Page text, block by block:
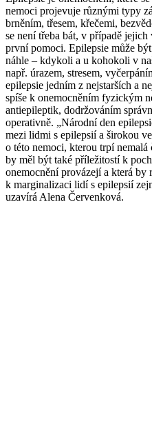
nemoci projevuje různými typy
brněním, třesem, křečemi,
se není třeba bát, v případě
první pomoci. Epilepsie může
náhle – kdykoli a u kohokoli v
např. úrazem, stresem,
epilepsie jedním z nejstarších a
spíše k onemocněním fyzickým
antiepileptik, dodržováním
operativně. „Národní den
mezi lidmi s epilepsií a širokou
o této nemoci, kterou trpí
by měl být také příležitostí k
onemocnění provázejí a která by
k marginalizaci lidí s epilepsií
uzavírá Alena Červenková.